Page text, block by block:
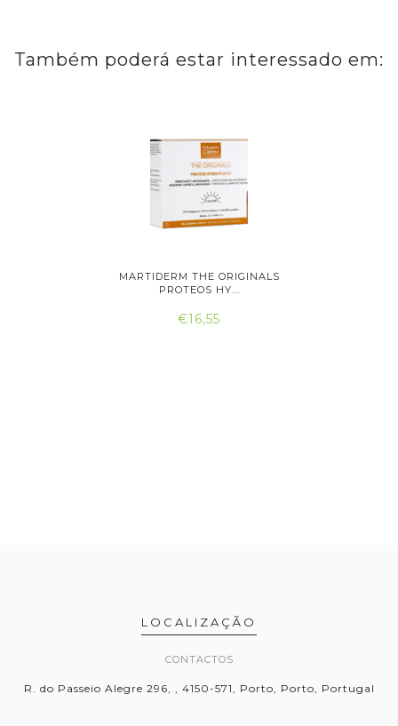
Também poderá estar interessado em:
MARTIDERM THE ORIGINALS
PROTEOS HY...
€16,55
LOCALIZAÇÃO
CONTACTOS
R. do Passeio Alegre 296, , 4150-571, Porto, Porto, Portugal